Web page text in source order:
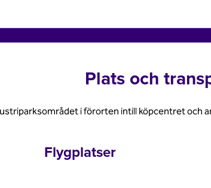
Plats och
i förorten intill köpcentret och
Flygplatser